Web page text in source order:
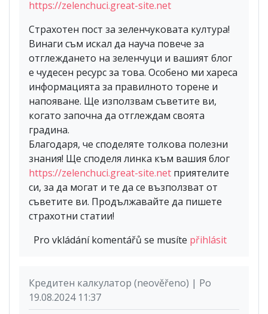
https://zelenchuci.great-site.net
Страхотен пост за зеленчуковата култура!
Винаги съм искал да науча повече за
отглеждането на зеленчуци и вашият блог
е чудесен ресурс за това. Особено ми хареса
информацията за правилното торене и
напояване. Ще използвам съветите ви,
когато започна да отглеждам своята
градина.
Благодаря, че споделяте толкова полезни
знания! Ще споделя линка към вашия блог
https://zelenchuci.great-site.net приятелите
си, за да могат и те да се възползват от
съветите ви. Продължавайте да пишете
страхотни статии!
Pro vkládání komentářů se musíte přihlásit
Кредитен калкулатор (neověřeno) | Po
19.08.2024 11:37